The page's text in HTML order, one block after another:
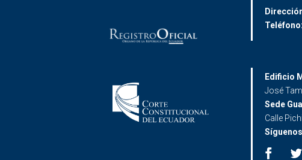
Teléfono:
Edificio
José
Sede
Calle